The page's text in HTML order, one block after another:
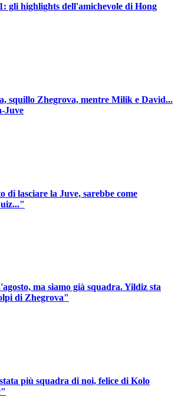
gli highlights dell'amichevole di Hong
squillo Zhegrova, mentre Milik e David...
Juve
di lasciare la Juve, sarebbe come
ma siamo già squadra. Yildiz sta
di Zhegrova"
più squadra di noi, felice di Kolo